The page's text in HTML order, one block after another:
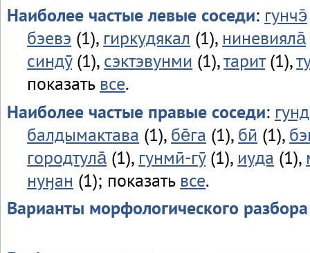
Наиболее частые левые соседи: гунчэ̄
бэевэ (1), гиркудякал (1), ниневияла̄
синдӯ(1), сэктэвунми (1),тарит(1),
показать все.
Наиболее частые правые соседи:
балдымактава (1), бе̄га (1), бӣ (1),
городтула̄(1), гунмӣ-гӯ(1), иуда (1),
нуӈан (1); показать все.
Варианты морфологического разбора